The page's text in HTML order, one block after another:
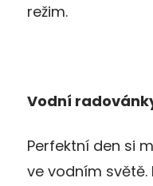
režim.
Vodní
Perfektní den si
ve vodním